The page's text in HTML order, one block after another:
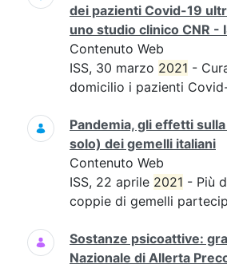
dei pazienti Covid-19
uno studio clinico CNR -
Contenuto Web
ISS, 30 marzo 2021 -
domicilio i pazienti
Pandemia, gli effetti
solo) dei gemelli italiani
Contenuto Web
ISS, 22 aprile 2021 - Più
coppie di gemelli
Sostanze psicoattive:
Nazionale di Allerta